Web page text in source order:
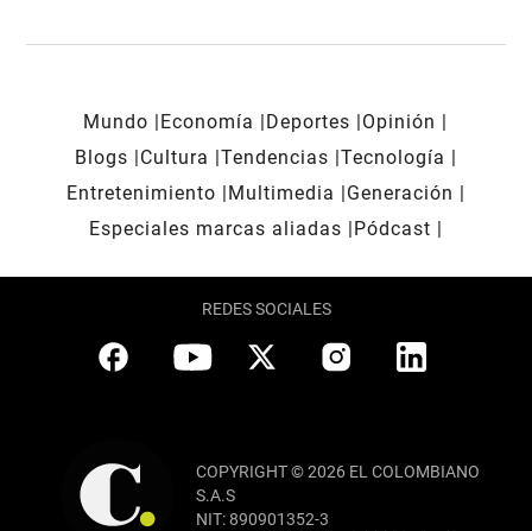
Mundo Economía Deportes
Opinión
Blogs
Cultura Tendencias Tecnología
Entretenimiento
Multimedia
Generación
Especiales marcas aliadas
Pódcast
REDES SOCIALES
COPYRIGHT © 2026 EL COLOMBIANO
S.A.S
NIT: 890901352-3